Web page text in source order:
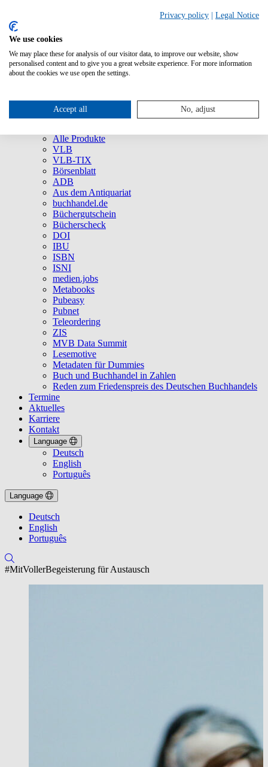
Über uns
Unternehmen
Presse
Service
Alle Produkte
VLB
VLB-TIX
Börsenblatt
ADB
Aus dem Antiquariat
buchhandel.de
Büchergutschein
Bücherscheck
DOI
IBU
ISBN
ISNI
medien.jobs
Metabooks
Pubeasy
Pubnet
Teleordering
ZIS
MVB Data Summit
Lesemotive
Metadaten für Dummies
Buch und Buchhandel in Zahlen
Reden zum Friedenspreis des Deutschen Buchhandels
Termine
Aktuelles
Karriere
Kontakt
Language
Deutsch
English
Português
Language
Deutsch
English
Português
#MitVollerBegeisterung für Austausch
Privacy policy Legal Notice
We use cookies
We may place these for analysis of our visitor data, to improve our website, show
personalised content and to give you a great website experience. For more information
about the cookies we use open the settings.
Accept all No, adjust